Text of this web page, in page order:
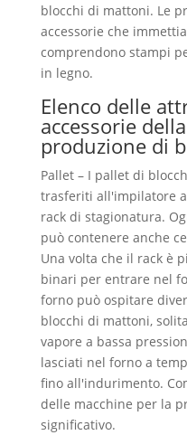
blocchi di mattoni. Le
accessorie che
comprendono stampi
in legno.
Elenco delle
accessorie
produzione di
Pallet – I pallet di
trasferiti all'impilatore
rack di stagionatura.
può contenere anche
Una volta che il rack è
binari per entrare nel
forno può ospitare
blocchi di mattoni,
vapore a bassa
lasciati nel forno a
fino all'indurimento.
delle macchine per la
significativo.